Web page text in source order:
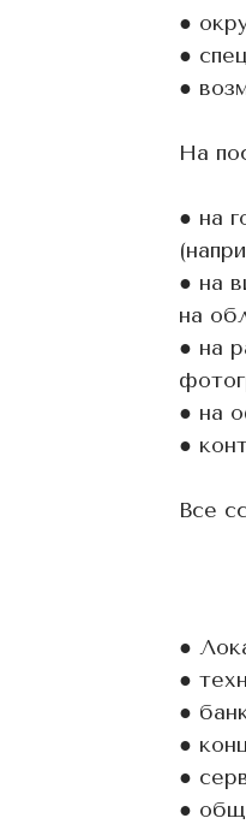
●
●
●
На
● на
● на
на
● на
● на
●
Все
●
●
●
●
●
●